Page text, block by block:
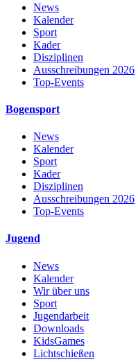
News
Kalender
Sport
Kader
Disziplinen
Ausschreibungen 2026
Top-Events
Bogensport
News
Kalender
Sport
Kader
Disziplinen
Ausschreibungen 2026
Top-Events
Jugend
News
Kalender
Wir über uns
Sport
Jugendarbeit
Downloads
KidsGames
Lichtschießen